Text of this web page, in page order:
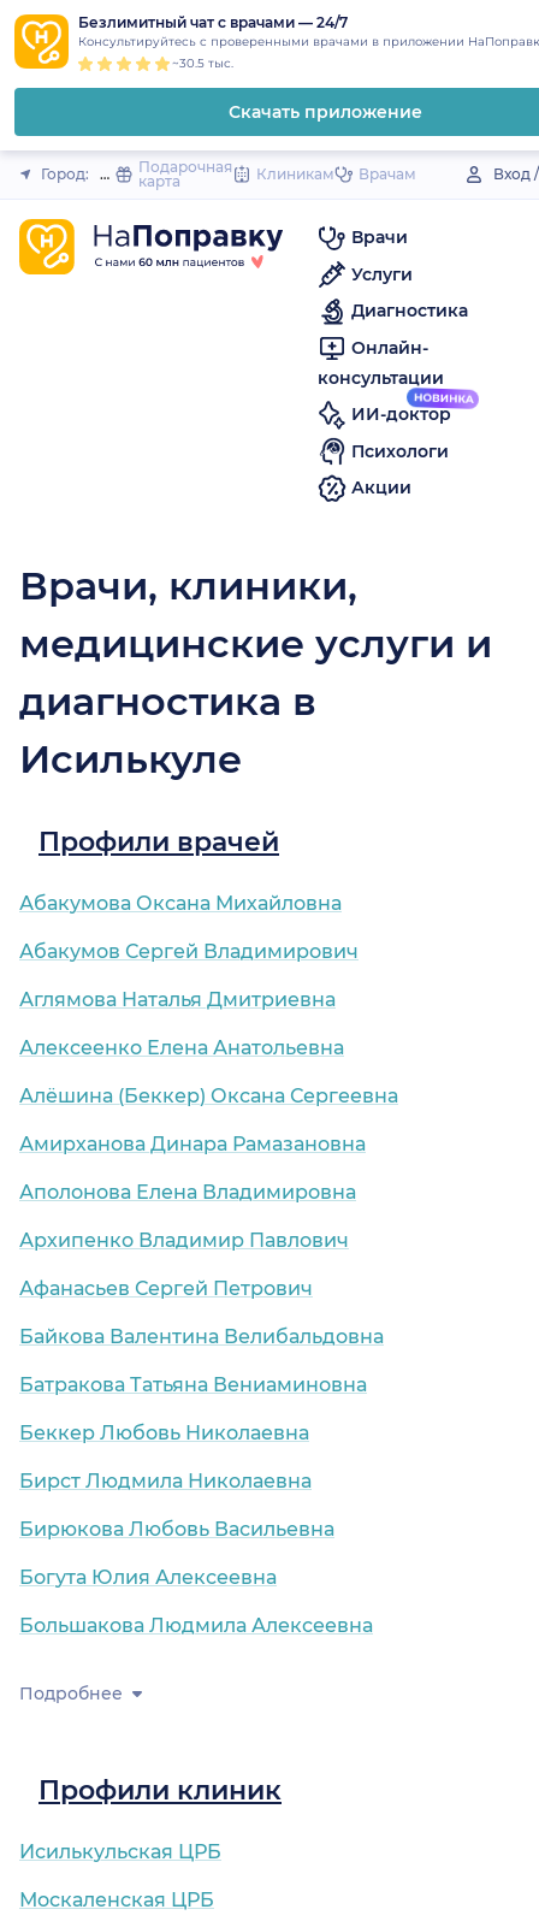
to
content
Безлимитный чат с врачами — 24/7
Консультируйтесь с проверенными врачами в приложении
~30.5 тыс.
Скачать приложение
Закрыть
Город: ИсилькульПодарочная
карта
Клиникам Врачам Вход
Врачи
Услуги
Диагностика
Онлайн-
консультации
ИИ-доктор
Психологи
Акции
Врачи, клиники,
медицинские услуги и
диагностика в
Исилькуле
Профили врачей
Абакумова Оксана Михайловна
Абакумов Сергей Владимирович
Аглямова Наталья Дмитриевна
Алексеенко Елена Анатольевна
Алёшина (Беккер) Оксана Сергеевна
Амирханова Динара Рамазановна
Аполонова Елена Владимировна
Архипенко Владимир Павлович
Афанасьев Сергей Петрович
Байкова Валентина Велибальдовна
Батракова Татьяна Вениаминовна
Беккер Любовь Николаевна
Бирст Людмила Николаевна
Бирюкова Любовь Васильевна
Богута Юлия Алексеевна
Большакова Людмила Алексеевна
Подробнее
Профили клиник
Исилькульская ЦРБ
Москаленская ЦРБ